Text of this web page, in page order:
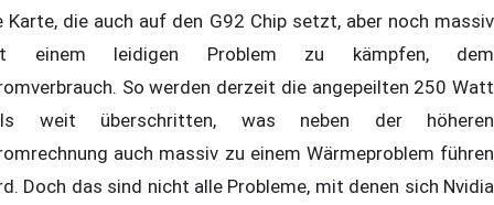
Karte, die auch auf den G92 Chip setzt, aber noch massiv
einem leidigen Problem zu kämpfen, dem
So werden derzeit die angepeilten 250 Watt
weit überschritten, was neben der höheren
auch massiv zu einem Wärmeproblem führen
Doch das sind nicht alle Probleme, mit denen sich Nvidia